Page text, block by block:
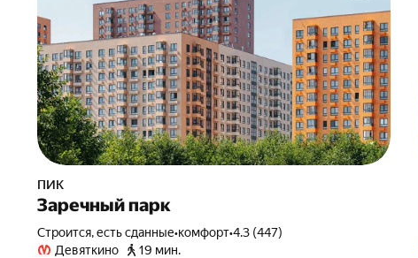
ПИК
Заречный парк
Строится, есть сданные•комфорт•4.3 (447)
Девяткино
19 мин.